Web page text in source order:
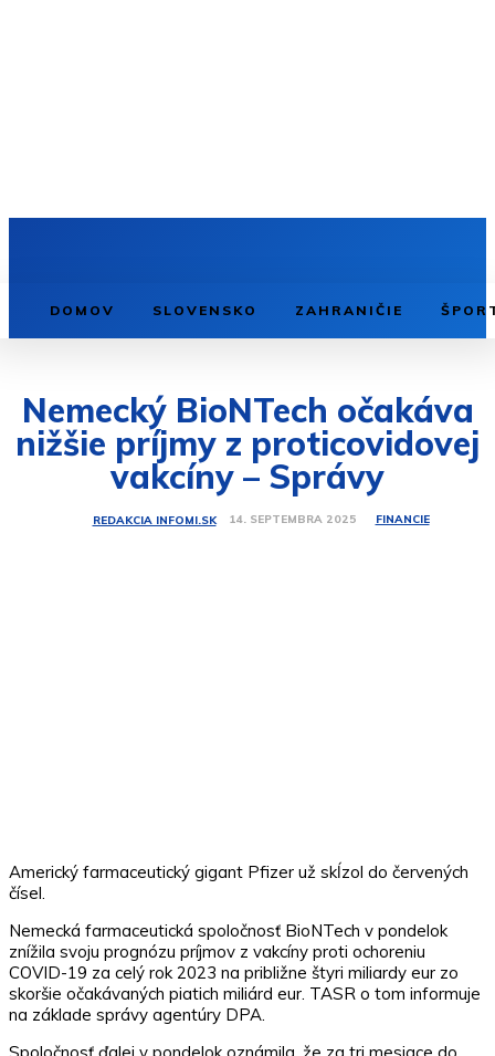
DOMOV SLOVENSKO ZAHRANIČIE
Nemecký BioNTech očakáva
nižšie príjmy z proticovidovej
vakcíny – Správy
REDAKCIA INFOMI.SK 14. SEPTEMBRA 2025 FINANCIE
Americký farmaceutický gigant Pfizer už skĺzol do červených
čísel.
Nemecká farmaceutická spoločnosť BioNTech v pondelok
znížila svoju prognózu príjmov z vakcíny proti ochoreniu
COVID-19 za celý rok 2023 na približne štyri miliardy eur zo
skoršie očakávaných piatich miliárd eur. TASR o tom informuje
na základe správy agentúry DPA.
Spoločnosť ďalej v pondelok oznámila, že za tri mesiace do